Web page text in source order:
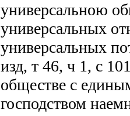
универсальною
универсальных
универсальных
изд, т 46, ч 1, с
обществе с
господством